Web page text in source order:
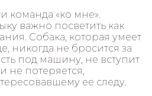
команда «ко мне».
важно посветить как
Собака, которая умеет
никогда не бросится за
под машину, не вступит
не потеряется,
ее следу.